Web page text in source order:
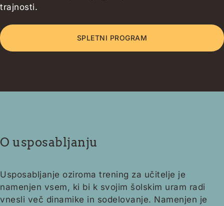
trajnosti.
SPLETNI PROGRAM
O usposabljanju
Usposabljanje oziroma trening za učitelje je
namenjen vsem, ki bi k svojim šolskim uram radi
vnesli več dinamike in sodelovanje. Namenjen je